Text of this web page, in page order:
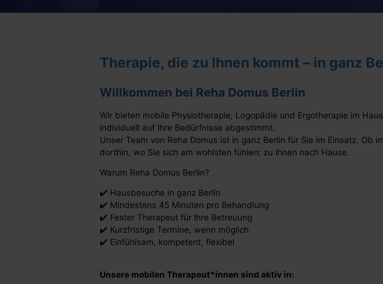
Therapie, die zu Ihnen kommt – in ganz
Willkommen bei Reha Domus Berlin
Wir bieten mobile Physiotherapie, Logopädie und Ergotherapie im
individuell auf Ihre Bedürfnisse abgestimmt.
Unser Team von Reha Domus ist in ganz Berlin für Sie im Einsatz. Ob
dorthin, wo Sie sich am wohlsten fühlen: zu Ihnen nach Hause.
Warum Reha Domus Berlin?
✔️ Hausbesuche in ganz Berlin
✔️ Mindestens 45 Minuten pro Behandlung
✔️ Fester Therapeut für Ihre Betreuung
✔️ Kurzfristige Termine, wenn möglich
✔️ Einfühlsam, kompetent, flexibel
Unsere mobilen Therapeut*innen sind aktiv in: